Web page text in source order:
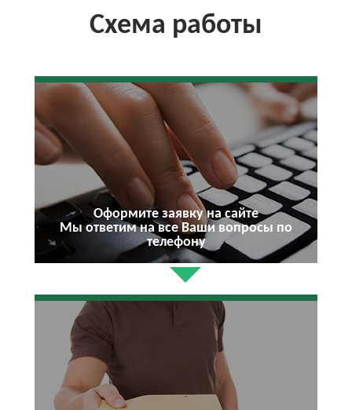
Схема работы
Оформите заявку на сайте
Мы ответим на все Ваши вопросы по
телефону